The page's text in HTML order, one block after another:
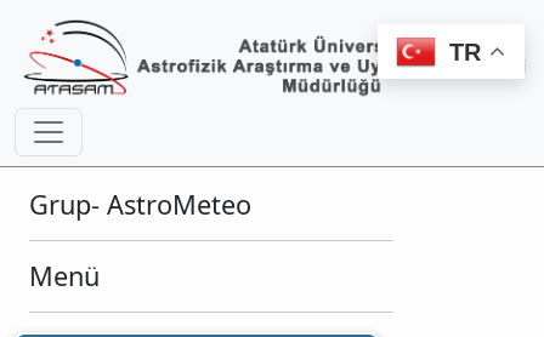
Grup- AstroMeteo
Menü
TR